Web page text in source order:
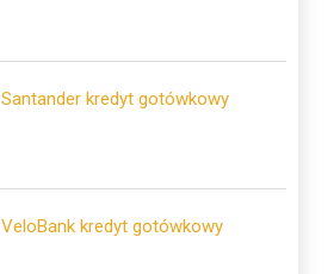
Santander kredyt gotówkowy
VeloBank kredyt gotówkowy